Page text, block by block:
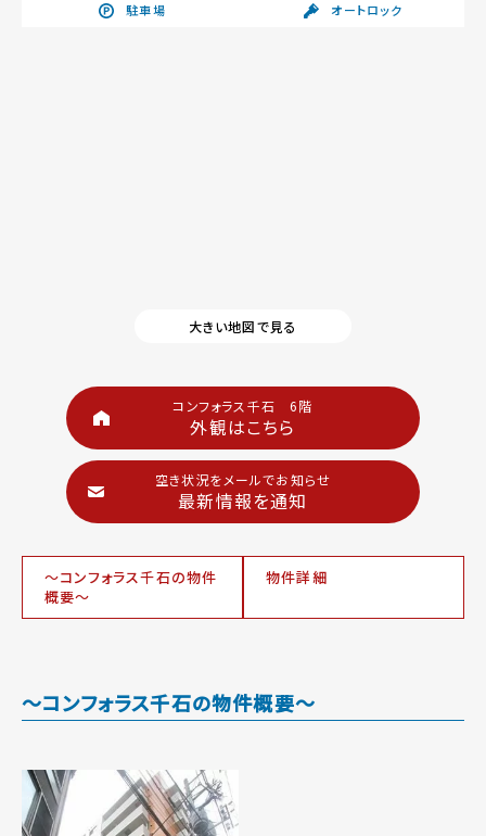
駐車場
オートロック
大きい地図で見る
コンフォラス千石 6階
外観はこちら
空き状況をメールでお知らせ
最新情報を通知
～コンフォラス千石の物件
概要～
物件詳細
～コンフォラス千石の物件概要～